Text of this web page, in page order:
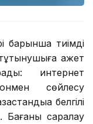
барынша тиімді
қажет
интернет
сөйлесу
белгілі
Бағаны саралау